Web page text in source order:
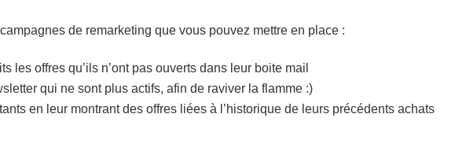
de remarketing que vous pouvez mettre en place :
les offres qu’ils n’ont pas ouverts dans leur boite mail
qui ne sont plus actifs, afin de raviver la flamme :)
en leur montrant des offres liées à l’historique de leurs précédents achats